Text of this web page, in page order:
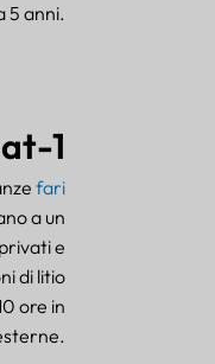
5 anni.
1
fari
a un
e
di litio
ore in